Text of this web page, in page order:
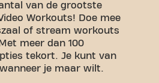
van de grootste
Workouts! Doe mee
of stream workouts
meer dan 100
tekort. Je kunt van
je maar wilt.